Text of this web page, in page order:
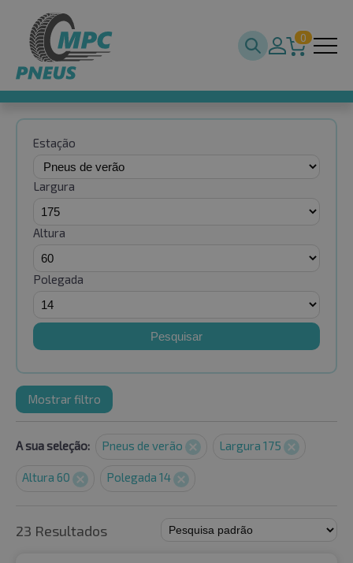
0
Estação
Largura
Altura
Polegada
Pesquisar
Mostrar filtro
A sua seleção: Pneus de verão Largura 175
Altura 60 Polegada 14
23 Resultados